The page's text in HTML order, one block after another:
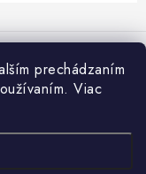
prechádzaním
Viac